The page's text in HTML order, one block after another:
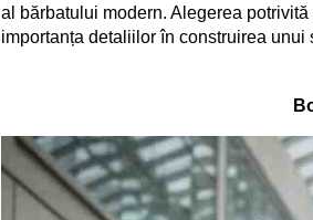
al bărbatului modern. Alegerea
importanța detaliilor în construirea